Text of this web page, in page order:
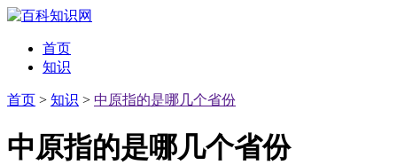
首页
知识
首页 > 知识 > 中原指的是哪几个省份
中原指的是哪几个省份